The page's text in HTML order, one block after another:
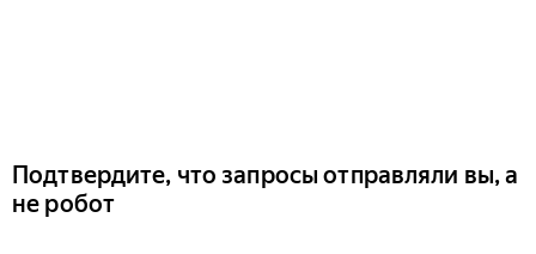
Подтвердите, что запросы отправляли вы, а
не робот